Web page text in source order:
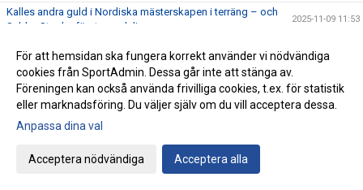
Kalles andra guld i Nordiska mästerskapen i terräng – och
Sebbe Staghs första medalj
2025-11-09 11:53
dag
2025-11-09 06:04
Evelina och Ida – två av IFKarna i Höstrusket 2025-11-08 21:14
I morgon i Danmark – tre IFKare i Nordiska Mästerskapen i
terränglöpning
2025-11-08 07:38
Save the date – IFK-galan byter datum till 23 januari
För att hemsidan ska fungera korrekt använder vi nödvändiga
cookies från SportAdmin. Dessa går inte att stänga av.
Föreningen kan också använda frivilliga cookies, t.ex. för statistik
eller marknadsföring. Du väljer själv om du vill acceptera dessa.
Anpassa dina val
Acceptera nödvändiga Acceptera alla